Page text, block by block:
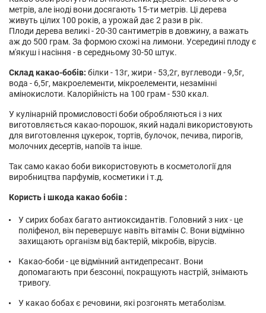
метрів, але іноді вони досягають 15-ти метрів. Ці дерева
живуть цілих 100 років, а урожай дає 2 рази в рік.
Плоди дерева великі - 20-30 сантиметрів в довжину, а важать
аж до 500 грам. За формою схожі на лимони. Усередині плоду є
м'якуш і насіння - в середньому 30-50 штук.
Склад какао-бобів: білки - 13г, жири - 53,2г, вуглеводи - 9,5г,
вода - 6,5г, макроелементи, мікроелементи, незамінні
амінокислоти. Калорійність на 100 грам - 530 ккал.
У кулінарній промисловості боби обробляються і з них
виготовляється какао-порошок, який надалі використовують
для виготовлення цукерок, тортів, булочок, печива, пирогів,
молочних десертів, напоїв та інше.
Так само какао боби використовують в косметології для
виробництва парфумів, косметики і т.д.
Користь і шкода какао бобів :
У сирих бобах багато антиоксидантів. Головний з них - це
поліфенол, він перевершує навіть вітамін С. Вони відмінно
захищають організм від бактерій, мікробів, вірусів.
Какао-боби - це відмінний антидепресант. Вони
допомагають при безсонні, покращують настрій, знімають
тривогу.
У какао бобах є речовини, які розгонять метаболізм.